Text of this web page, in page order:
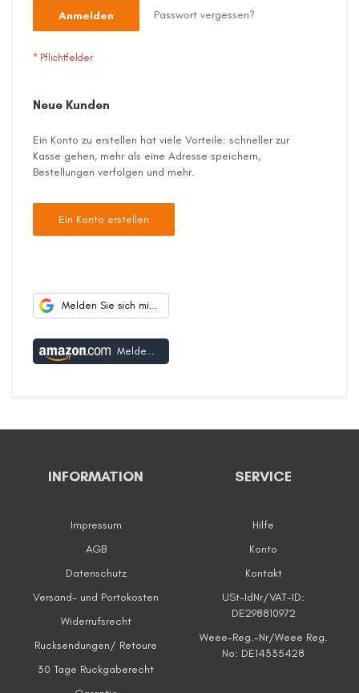
Anmelden Passwort vergessen?
Neue Kunden
Ein Konto zu erstellen hat viele Vorteile: schneller zur
Kasse gehen, mehr als eine Adresse speichern,
Bestellungen verfolgen und mehr.
Ein Konto erstellen
Melden Sie sich mit Google an
Melden Sie sich mit Amazon an
INFORMATION
Impressum
AGB
Datenschutz
Versand- und Portokosten
Widerrufsrecht
Rucksendungen/ Retoure
30 Tage Ruckgaberecht
SERVICE
Hilfe
Konto
Kontakt
USt-IdNr/VAT-ID:
DE298810972
Weee-Reg.-Nr/Weee Reg.
No: DE14335428